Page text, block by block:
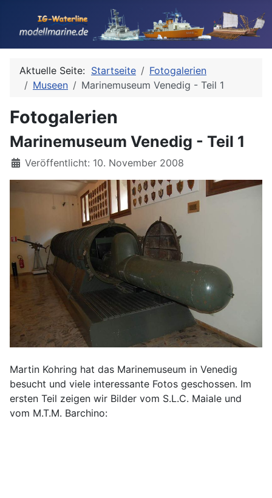
Aktuelle Seite: Startseite
Fotogalerien
Museen
Marinemuseum Venedig - Teil 1
Fotogalerien
Marinemuseum Venedig - Teil 1
Details
Veröffentlicht: 10. November 2008
Martin Kohring hat das Marinemuseum in Venedig
besucht und viele interessante Fotos geschossen. Im
ersten Teil zeigen wir Bilder vom S.L.C. Maiale und
vom M.T.M. Barchino: